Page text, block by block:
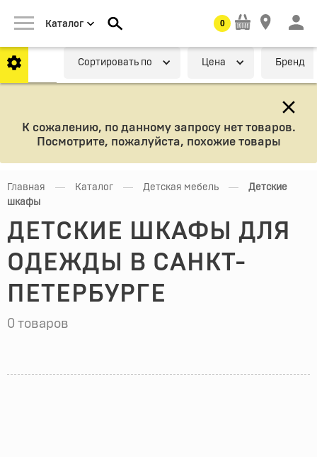
Каталог 0
Cортировать по Цена Бренд
К сожалению, по данному запросу нет товаров.
Посмотрите, пожалуйста, похожие товары
Главная — Каталог — Детская мебель —
Детские
шкафы
ДЕТСКИЕ ШКАФЫ ДЛЯ
ОДЕЖДЫ В САНКТ-
ПЕТЕРБУРГЕ
0 товаров